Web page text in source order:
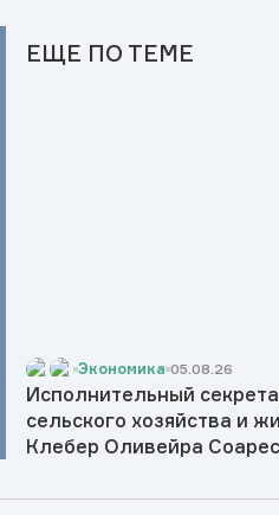
ЕЩЕ ПО ТЕМЕ
Экономика 05.08.26
Исполнительный
сельского хозяйства и
Клебер Оливейра
продовольственной и